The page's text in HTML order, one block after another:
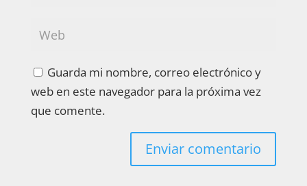
Guarda mi nombre, correo electrónico y
web en este navegador para la próxima vez
que comente.